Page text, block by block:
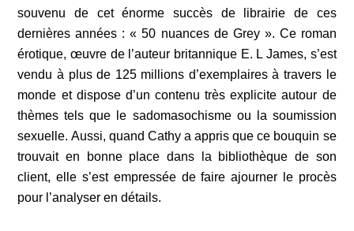
souvenu de cet énorme succès de librairie de ces
dernières années : « 50 nuances de Grey ». Ce roman
érotique, œuvre de l’auteur britannique E. L James, s’est
vendu à plus de 125 millions d’exemplaires à travers le
monde et dispose d’un contenu très explicite autour de
thèmes tels que le sadomasochisme ou la soumission
sexuelle. Aussi, quand Cathy a appris que ce bouquin se
trouvait en bonne place dans la bibliothèque de son
client, elle s’est empressée de faire ajourner le procès
pour l’analyser en détails.